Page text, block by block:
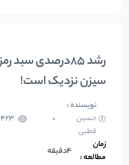
رشد 85درصدی
سیزن نزدیک است!
نویسنده :
حسین
قطبی
423
زمان
مطالعه :
4دقیقه